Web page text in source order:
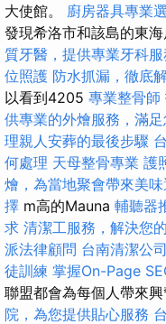
大使館。 廚房器具專業
發現希洛市和該島的東海
質牙醫，提供專業牙科服
位照護 防水抓漏，徹底
以看到4205 專業整骨師
供專業的外燴服務，滿
理親人安葬的最後步驟
何處理 天母整骨專業 護
燴，為當地聚會帶來美
擇 m高的Mauna 輔聽器
求 清潔工服務，解決您
派法律顧問 台南清潔公
徒訓練 掌握On-Page
聯盟都會為每個人帶來
院，為您提供貼心服務